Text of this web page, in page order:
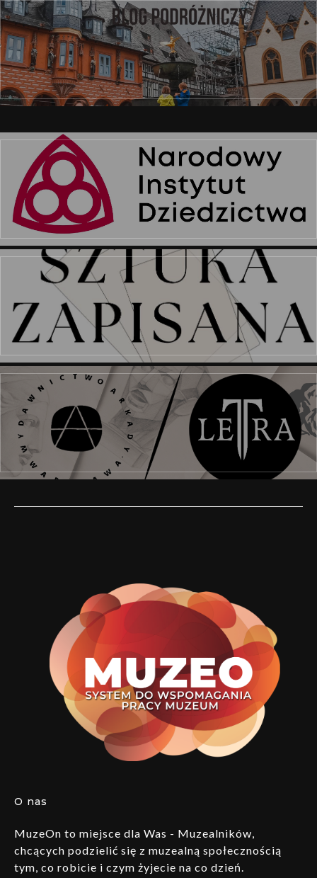
O nas
MuzeOn to miejsce dla Was - Muzealników,
chcących podzielić się z muzealną społecznością
tym, co robicie i czym żyjecie na co dzień.